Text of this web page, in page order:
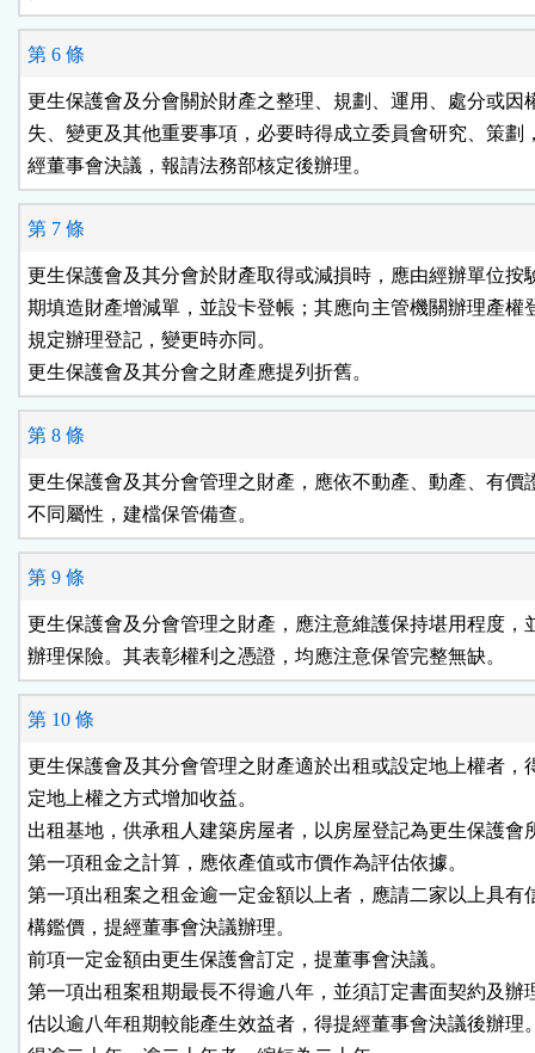
第 6 條
更生保護會及分會關於財產之整理、規劃、運用、處分或因
失、變更及其他重要事項，必要時得成立委員會研究、策劃
第 7 條
更生保護會及其分會於財產取得或減損時，應由經辦單位按
期填造財產增減單，並設卡登帳；其應向主管機關辦理產權
規定辦理登記，變更時亦同。
第 8 條
更生保護會及其分會管理之財產，應依不動產、動產、有價
第 9 條
更生保護會及分會管理之財產，應注意維護保持堪用程度，
第 10 條
更生保護會及其分會管理之財產適於出租或設定地上權者，
定地上權之方式增加收益。
出租基地，供承租人建築房屋者，以房屋登記為更生保護會
第一項租金之計算，應依產值或市價作為評估依據。
第一項出租案之租金逾一定金額以上者，應請二家以上具有
構鑑價，提經董事會決議辦理。
前項一定金額由更生保護會訂定，提董事會決議。
第一項出租案租期最長不得逾八年，並須訂定書面契約及辦
估以逾八年租期較能產生效益者，得提經董事會決議後辦理